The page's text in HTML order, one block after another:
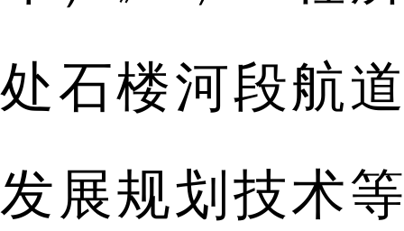
处石楼河段航道
发展规划技术等